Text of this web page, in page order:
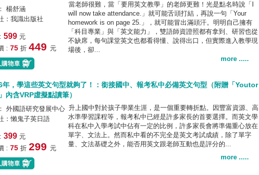
楊舒涵
：我識出版社
599 元
: 75 折 449 元
當老師很難，當「要用英文教學」的老師更難！光是點名時說「I
will now take attendance.」就可能舌頭打結，再說一句「Your
homework is on page 25.」，就可能冒出滿頭汗。明明自己擁有
「科目專業」與「英文能力」，雙語師資證照都有拿到、研習也從
不缺席，每句課堂英文也都看得懂、說得出口，但實際進入教學現
場後，卻...
more .....
年，學這些英文句型就夠了！：銜接國中、報考私中必備英文句型（附贈「Youtor
內含VRP虛擬點讀筆）
外國語研究發展中心
：懶鬼子英日語
399 元
: 75 折 299 元
升上國中對於孩子學業生涯，是一個重要轉折點。因豐富資源、高
水準學習課程等，報考私中已經是許多家長的首要選擇。而英文學
科在私中入學考試中佔有一定的比例，許多家長會將準備重心放在
單字、文法上。然而私中看的不完全是英文考試成績，除了單字
量、文法基礎之外，能否用英文跟老師互動也是評分的...
more .....